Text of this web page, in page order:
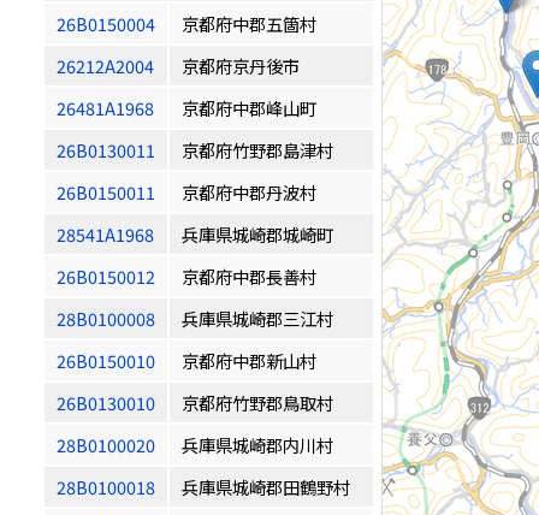
26B0150004
京都府中郡五箇村
26212A2004
京都府京丹後市
26481A1968
京都府中郡峰山町
26B0130011
京都府竹野郡島津村
26B0150011
京都府中郡丹波村
28541A1968
兵庫県城崎郡城崎町
26B0150012
京都府中郡長善村
28B0100008
兵庫県城崎郡三江村
26B0150010
京都府中郡新山村
26B0130010
京都府竹野郡鳥取村
28B0100020
兵庫県城崎郡内川村
28B0100018
兵庫県城崎郡田鶴野村